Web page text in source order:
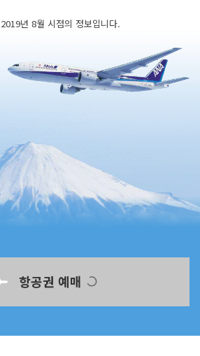
년 8월 시점의 정보입니다.
항공권 예매